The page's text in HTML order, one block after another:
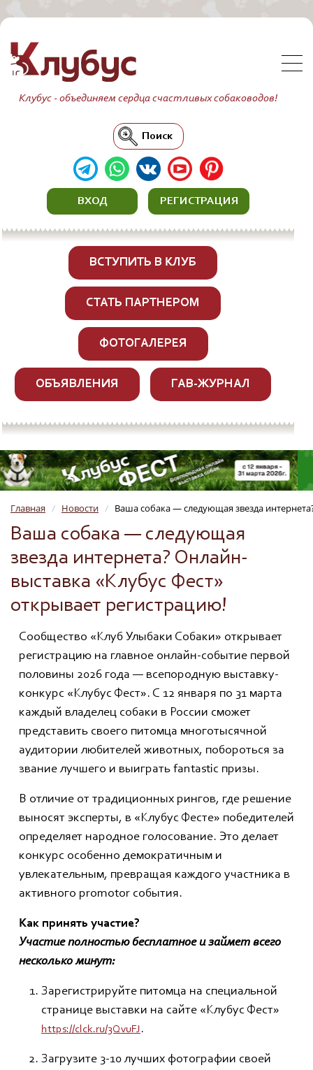
Клубус - объединяем сердца счастливых собаководов!
Поиск
ВХОД РЕГИСТРАЦИЯ
ВСТУПИТЬ В КЛУБ
СТАТЬ ПАРТНЕРОМ
ФОТОГАЛЕРЕЯ
ОБЪЯВЛЕНИЯ ГАВ-ЖУРНАЛ
Главная / Новости / Ваша собака — следующая звезда
Ваша собака — следующая
звезда интернета? Онлайн-
выставка «Клубус Фест»
открывает регистрацию!
Сообщество «Клуб Улыбаки Собаки» открывает
регистрацию на главное онлайн-событие первой
половины 2026 года — всепородную выставку-
конкурс «Клубус Фест». С 12 января по 31 марта
каждый владелец собаки в России сможет
представить своего питомца многотысячной
аудитории любителей животных, побороться за
звание лучшего и выиграть fantastic призы.
В отличие от традиционных рингов, где решение
выносят эксперты, в «Клубус Фесте» победителей
определяет народное голосование. Это делает
конкурс особенно демократичным и
увлекательным, превращая каждого участника в
активного promotor события.
Как принять участие?
Участие полностью бесплатное и займет всего
несколько минут:
Зарегистрируйте питомца на специальной
странице выставки на сайте «Клубус Фест»
https://clck.ru/3QvuFJ.
Загрузите 3-10 лучших фотографии своей